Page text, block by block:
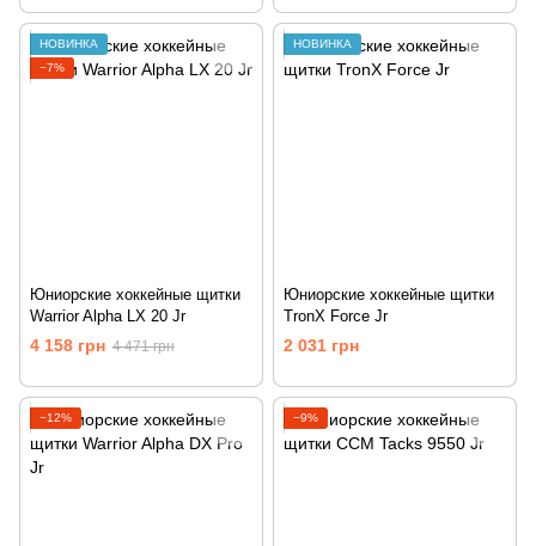
НОВИНКА
−7%
Юниорские хоккейные щитки
Warrior Alpha LX 20 Jr
4 158 грн 4 471 грн
НОВИНКА
Юниорские хоккейные щитки
TronX Force Jr
2 031 грн
−12% −9%